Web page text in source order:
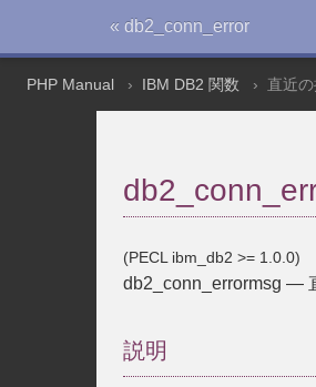
« db2_conn_error
PHP Manual IBM DB2 関数 直近
(PECL ibm_db2 >= 1.0.0)
db2_conn_errormsg —
説明